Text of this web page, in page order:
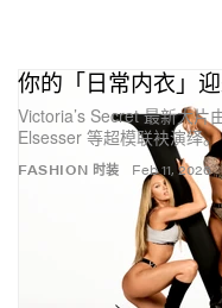
FASHION 时装
你的「日常内衣」
Victoria’s Secret 最新大片
Elsesser 等超模联袂演绎。
Feb 11, 2026